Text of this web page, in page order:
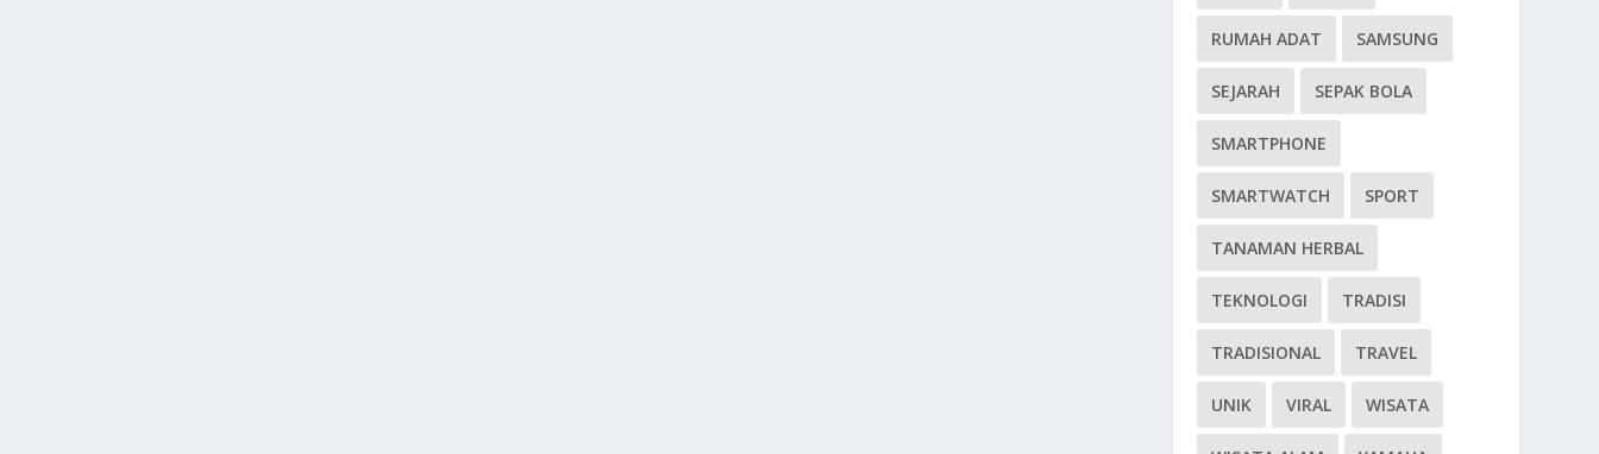
RUMAH ADAT SAMSUNG
SEJARAH SEPAK BOLA
SMARTPHONE
SMARTWATCH SPORT
TANAMAN HERBAL
TEKNOLOGI TRADISI
TRADISIONAL TRAVEL
UNIK VIRAL WISATA